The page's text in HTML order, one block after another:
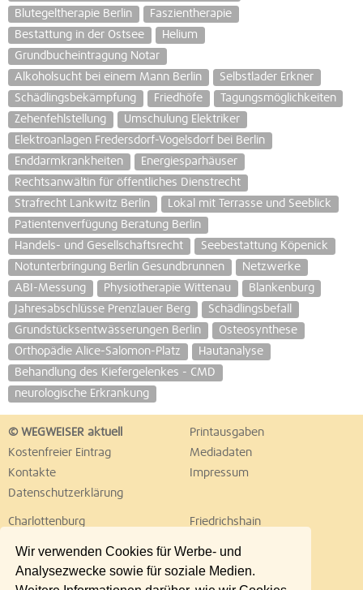
Wir verwenden Cookies für Werbe- und
Analysezwecke sowie für soziale Medien.
Blutegeltherapie Berlin
Faszientherapie
Bestattung in der Ostsee
Helium
Grundbucheintragung Notar
Alkoholsucht bei einem Mann Berlin
Selbstlader Erkner
Schädlingsbekämpfung
Friedhöfe
Tagungsmöglichkeiten
Zehenfehlstellung
Umschulung Elektriker
Elektroanlagen Fredersdorf-Vogelsdorf bei Berlin
Enddarmkrankheiten
Energiesparhäuser
Rechtsanwältin für öffentliches Dienstrecht
Strafrecht Lankwitz Berlin
Lokal mit Terrasse und Seeblick
Patientenverfügung Beratung Berlin
Handels- und Gesellschaftsrecht
Seebestattung Köpenick
Notunterbringung Berlin Gesundbrunnen
Netzwerke
ABI-Messung
Physiotherapie Wittenau
Blankenburg
Jahresabschlüsse Prenzlauer Berg
Schädlingsbefall
Grundstücksentwässerungen Berlin
Osteosynthese
Orthopädie Alice-Salomon-Platz
Hautanalyse
Behandlung des Kiefergelenkes - CMD
neurologische Erkrankung
© WEGWEISER aktuell
Printausgaben
Kostenfreier Eintrag
Mediadaten
Kontakte
Impressum
Datenschutzerklärung
Charlottenburg
Friedrichshain
Lichtenberg
Marzahn